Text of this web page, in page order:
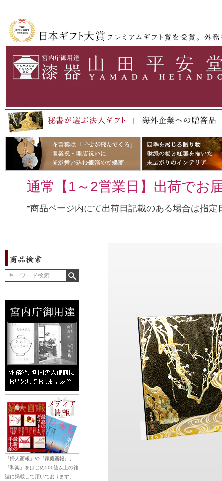
通常【1～2営業日】出荷でお
*商品ページ内にて出荷日記載のある場合は指定
『婦人画報』や『家庭画報』、
『和楽』をはじめ500誌以上の雑
誌に掲載して頂いております。
へ